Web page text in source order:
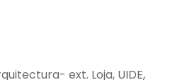
ext. Loja, UIDE,